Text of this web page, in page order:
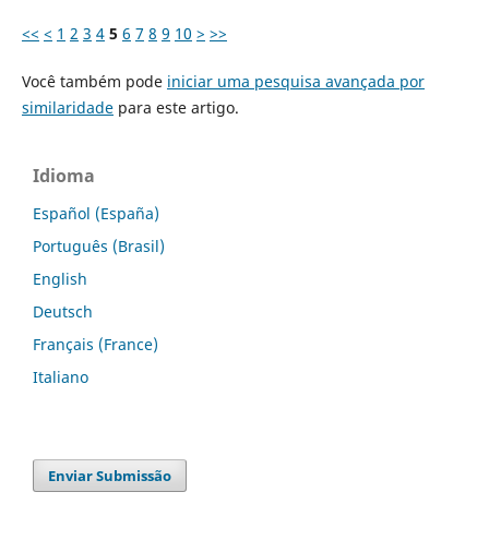
<< < 1 2 3 4 5 6 7 8 9 10 > >>
Você também pode iniciar uma pesquisa avançada por
similaridadepara este artigo.
Idioma
Español (España)
Português (Brasil)
English
Deutsch
Français (France)
Italiano
Enviar Submissão